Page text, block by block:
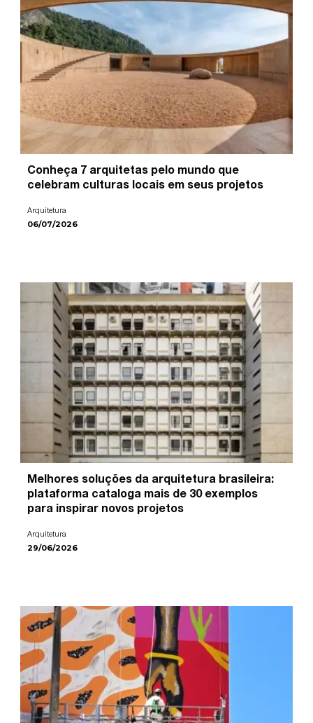
Conheça 7 arquitetas pelo mundo que
celebram culturas locais em seus projetos
Arquitetura
06/07/2026
Melhores soluções da arquitetura brasileira:
plataforma cataloga mais de 30 exemplos
para inspirar novos projetos
Arquitetura
29/06/2026